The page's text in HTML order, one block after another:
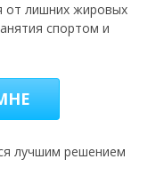
от лишних жировых
спортом и
лучшим решением